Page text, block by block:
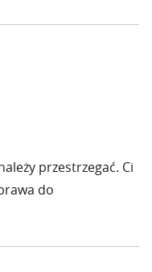
przestrzegać. Ci
do